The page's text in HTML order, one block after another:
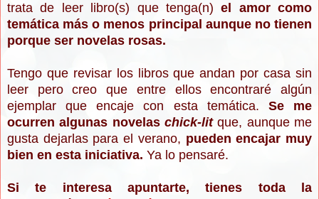
trata de leer libro(s) que tenga(n)el amor como
temática más o menos principal aunque no tienen
porque ser novelas rosas.
Tengo que revisar los libros que andan por casa sin
leer pero creo que entre ellos encontraré algún
ejemplar que encaje con esta temática. Se me
ocurren algunas novelas chick-litque, aunque me
gusta dejarlas para el verano, pueden encajar muy
bien en esta iniciativa. Ya lo pensaré.
Si te interesa apuntarte, tienes toda la